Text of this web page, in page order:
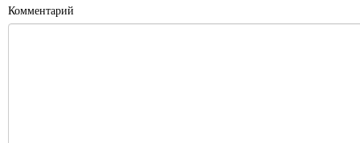
Комментарий